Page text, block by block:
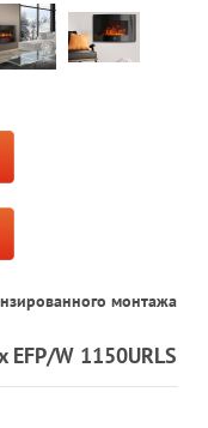
монтажа
W 1150URLS